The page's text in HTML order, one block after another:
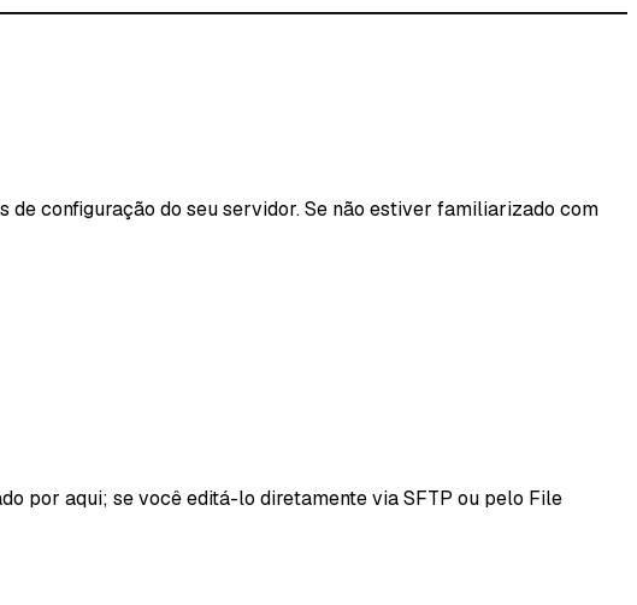
de configuração do seu servidor. Se não estiver familiarizado com
por aqui; se você editá-lo diretamente via SFTP ou pelo File